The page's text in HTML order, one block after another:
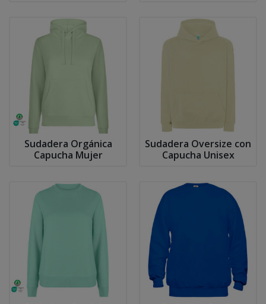
Sudadera Orgánica
Capucha Mujer
Sudadera Oversize con
Capucha Unisex